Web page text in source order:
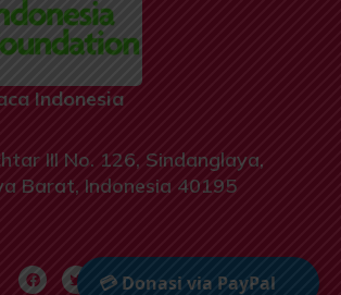
Indonesia
III No. 126, Sindanglaya,
Barat, Indonesia 40195
F
a
T
w o n
💳 Donasi via PayPal